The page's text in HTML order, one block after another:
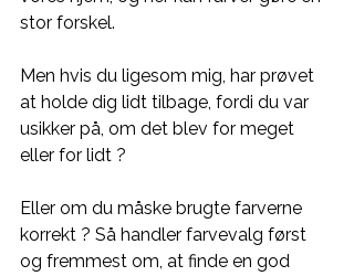
stor forskel.
Men hvis du ligesom mig, har prøvet
at holde dig lidt tilbage, fordi du var
usikker på, om det blev for meget
eller for lidt ?
Eller om du måske brugte farverne
korrekt ? Så handler farvevalg først
og fremmest om, at finde en god